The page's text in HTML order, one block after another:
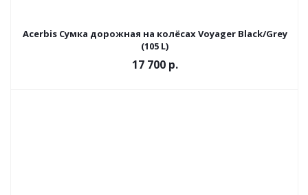
Acerbis Сумка дорожная на колёсах Voyager Black/Grey
(105 L)
17 700р.